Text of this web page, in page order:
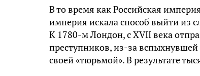
В то время как Российская
империя искала способ выйти из
К 1780-м Лондон, с XVII века
преступников, из-за
своей «тюрьмой». В результате